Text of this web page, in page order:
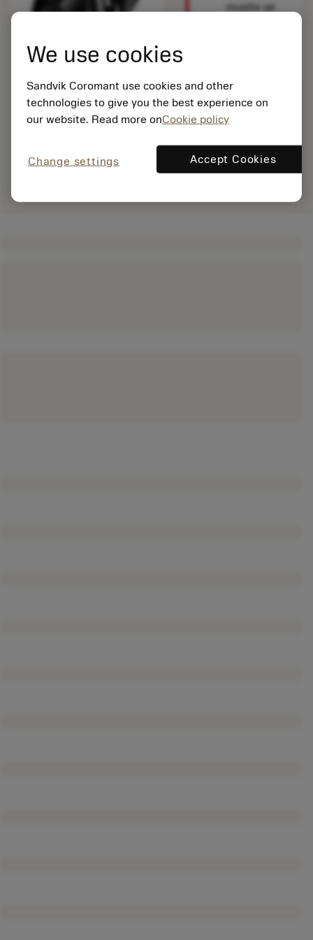
musíte se
We use cookies
Sandvik Coromant use cookies and other
technologies to give you the best experience on
our website. Read more onCookie policy
Change settings Accept Cookies